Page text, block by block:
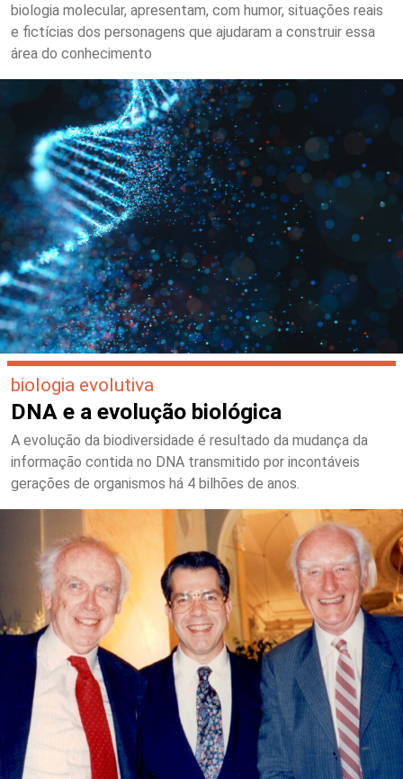
biologia molecular, apresentam, com humor, situações reais
e fictícias dos personagens que ajudaram a construir essa
área do conhecimento
biologia evolutiva
DNA e a evolução biológica
A evolução da biodiversidade é resultado da mudança da
informação contida no DNA transmitido por incontáveis
gerações de organismos há 4 bilhões de anos.